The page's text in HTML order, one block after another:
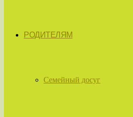
РОДИТЕЛЯМ
Семейный досуг